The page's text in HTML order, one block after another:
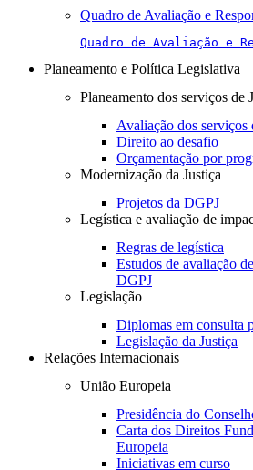
Quadro de Avaliação e
Quadro de Avaliação e
Planeamento e Política Legislativa
Planeamento dos serviços de
Avaliação dos serviços
Direito ao desafio
Orçamentação por
Modernização da Justiça
Projetos da DGPJ
Legística e avaliação de
Regras de legística
Estudos de avaliação
DGPJ
Legislação
Diplomas em consulta
Legislação da Justiça
Relações Internacionais
União Europeia
Presidência do
Carta dos Direitos
Europeia
Iniciativas em curso